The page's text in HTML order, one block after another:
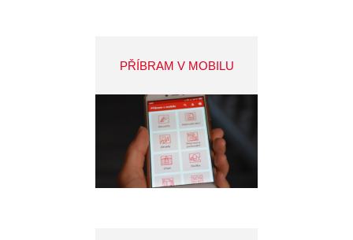
PŘÍBRAM V MOBILU